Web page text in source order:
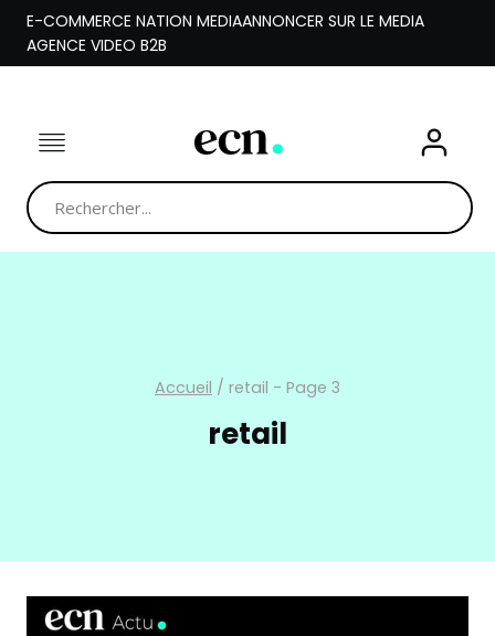
Aller
contenu
E-COMMERCE NATION MEDIAANNONCER SUR LE MEDIA
AGENCE VIDEO B2B
Accueil / retail - Page 3
retail